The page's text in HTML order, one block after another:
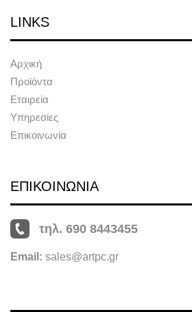
LINKS
Αρχική
Προϊόντα
Εταιρεία
Υπηρεσίες
Επικοινωνία
ΕΠΙΚΟΙΝΩΝΙΑ
τηλ. 690 8443455
Email: sales@artpc.gr